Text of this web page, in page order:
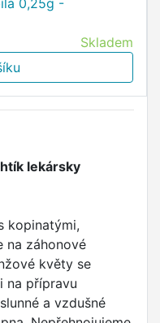
0,25g -
Skladem
lekársky
kopinatými,
na záhonové
květy se
na přípravu
a vzdušné